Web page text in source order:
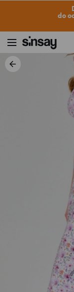
do